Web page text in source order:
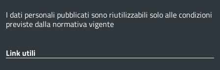
I dati personali pubblicati sono riutilizzabili solo alle condizioni
previste dalla normativa vigente
Link utili